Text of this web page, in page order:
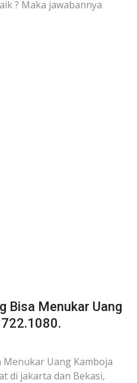
? Maka jawabannya
Bisa Menukar Uang
Menukar Uang Kamboja
di jakarta dan Bekasi,